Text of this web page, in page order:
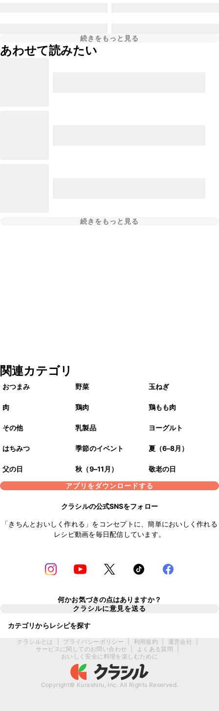
続きをもっと見る
あわせて読みたい
続きをもっと見る
関連カテゴリ
おつまみ 野菜 玉ねぎ
肉 鶏肉 鶏もも肉
その他 乳製品 ヨーグルト
はちみつ 季節のイベント 夏（6–8月）
父の日 秋（9–11月）
敬老の日
アプリをダウンロードする
クラシルの公式SNSをフォロー
「きちんとおいしく作れる」をコンセプトに、簡単においしく作れる
レシピ動画を毎日配信しています。
何かお気づきの点はありますか？
クラシルに意見を送る
カテゴリからレシピを探す
クラシルとは プライバシーポリシー 利用規約 運営会社
サービスに関してのお問い合わせ
よくある質問
おいしく安全に料理を楽しむために
Copyright© Kurashiru, Inc. All Rights Reserved.